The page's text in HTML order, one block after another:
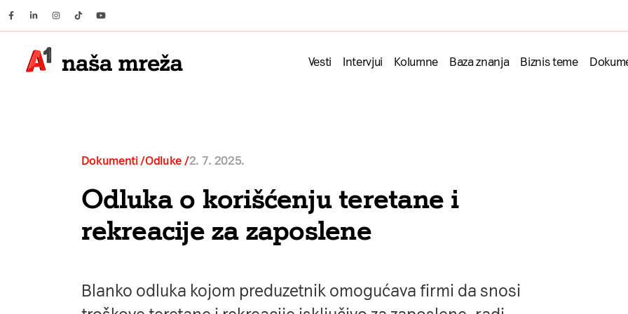
Facebook
LinkedinInstagram
TiktokYoutube
Vesti Intervjui Kolumne Baza znanja Biznis teme
Dokumenti /Odluke 2. 7. 2025.
Odluka o korišćenju teretane i
rekreacije za zaposlene
Blanko odluka kojom preduzetnik omogućava firmi da snosi